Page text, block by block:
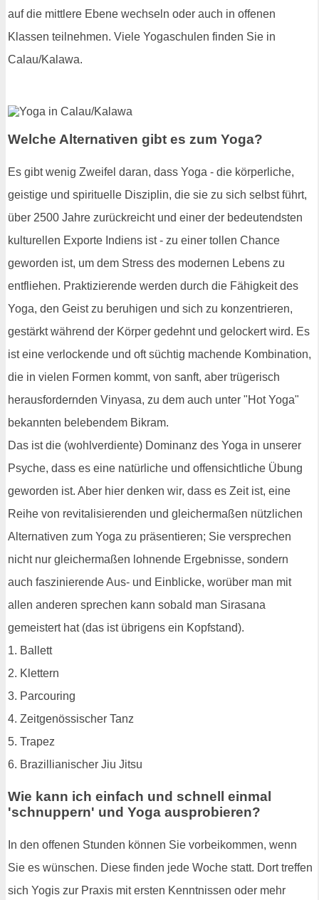
auf die mittlere Ebene wechseln oder auch in offenen
Klassen teilnehmen. Viele Yogaschulen finden Sie in
Calau/Kalawa.
Welche Alternativen gibt es zum Yoga?
Es gibt wenig Zweifel daran, dass Yoga - die körperliche,
geistige und spirituelle Disziplin, die sie zu sich selbst führt,
über 2500 Jahre zurückreicht und einer der bedeutendsten
kulturellen Exporte Indiens ist - zu einer tollen Chance
geworden ist, um dem Stress des modernen Lebens zu
entfliehen. Praktizierende werden durch die Fähigkeit des
Yoga, den Geist zu beruhigen und sich zu konzentrieren,
gestärkt während der Körper gedehnt und gelockert wird. Es
ist eine verlockende und oft süchtig machende Kombination,
die in vielen Formen kommt, von sanft, aber trügerisch
herausfordernden Vinyasa, zu dem auch unter "Hot Yoga"
bekannten belebendem Bikram.
Das ist die (wohlverdiente) Dominanz des Yoga in unserer
Psyche, dass es eine natürliche und offensichtliche Übung
geworden ist. Aber hier denken wir, dass es Zeit ist, eine
Reihe von revitalisierenden und gleichermaßen nützlichen
Alternativen zum Yoga zu präsentieren; Sie versprechen
nicht nur gleichermaßen lohnende Ergebnisse, sondern
auch faszinierende Aus- und Einblicke, worüber man mit
allen anderen sprechen kann sobald man Sirasana
gemeistert hat (das ist übrigens ein Kopfstand).
1. Ballett
2. Klettern
3. Parcouring
4. Zeitgenössischer Tanz
5. Trapez
6. Brazillianischer Jiu Jitsu
Wie kann ich einfach und schnell einmal
'schnuppern' und Yoga ausprobieren?
In den offenen Stunden können Sie vorbeikommen, wenn
Sie es wünschen. Diese finden jede Woche statt. Dort treffen
sich Yogis zur Praxis mit ersten Kenntnissen oder mehr